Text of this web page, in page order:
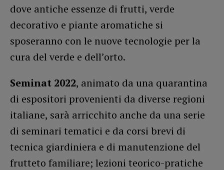
dove antiche essenze di frutti, verde
decorativo e piante aromatiche si
sposeranno con le nuove tecnologie per la
cura del verde e dell’orto.
Seminat 2022, animato da una quarantina
di espositori provenienti da diverse regioni
italiane, sarà arricchito anche da una serie
di seminari tematici e da corsi brevi di
tecnica giardiniera e di manutenzione del
frutteto familiare; lezioni teorico-pratiche